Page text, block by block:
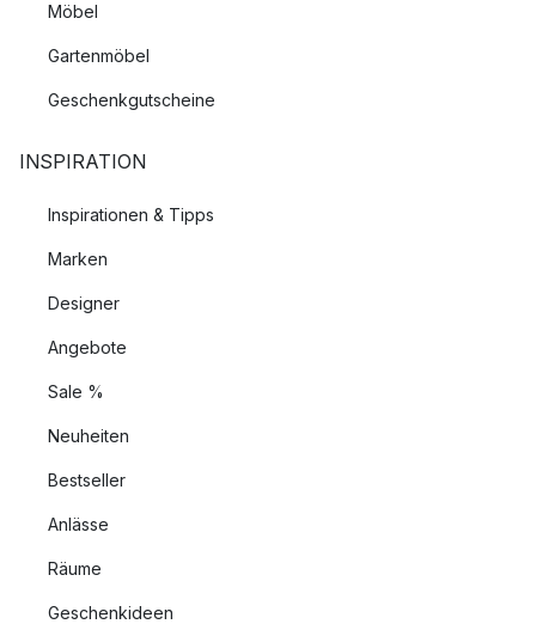
Möbel
Gartenmöbel
Geschenkgutscheine
INSPIRATION
Inspirationen & Tipps
Marken
Designer
Angebote
Sale %
Neuheiten
Bestseller
Anlässe
Räume
Geschenkideen